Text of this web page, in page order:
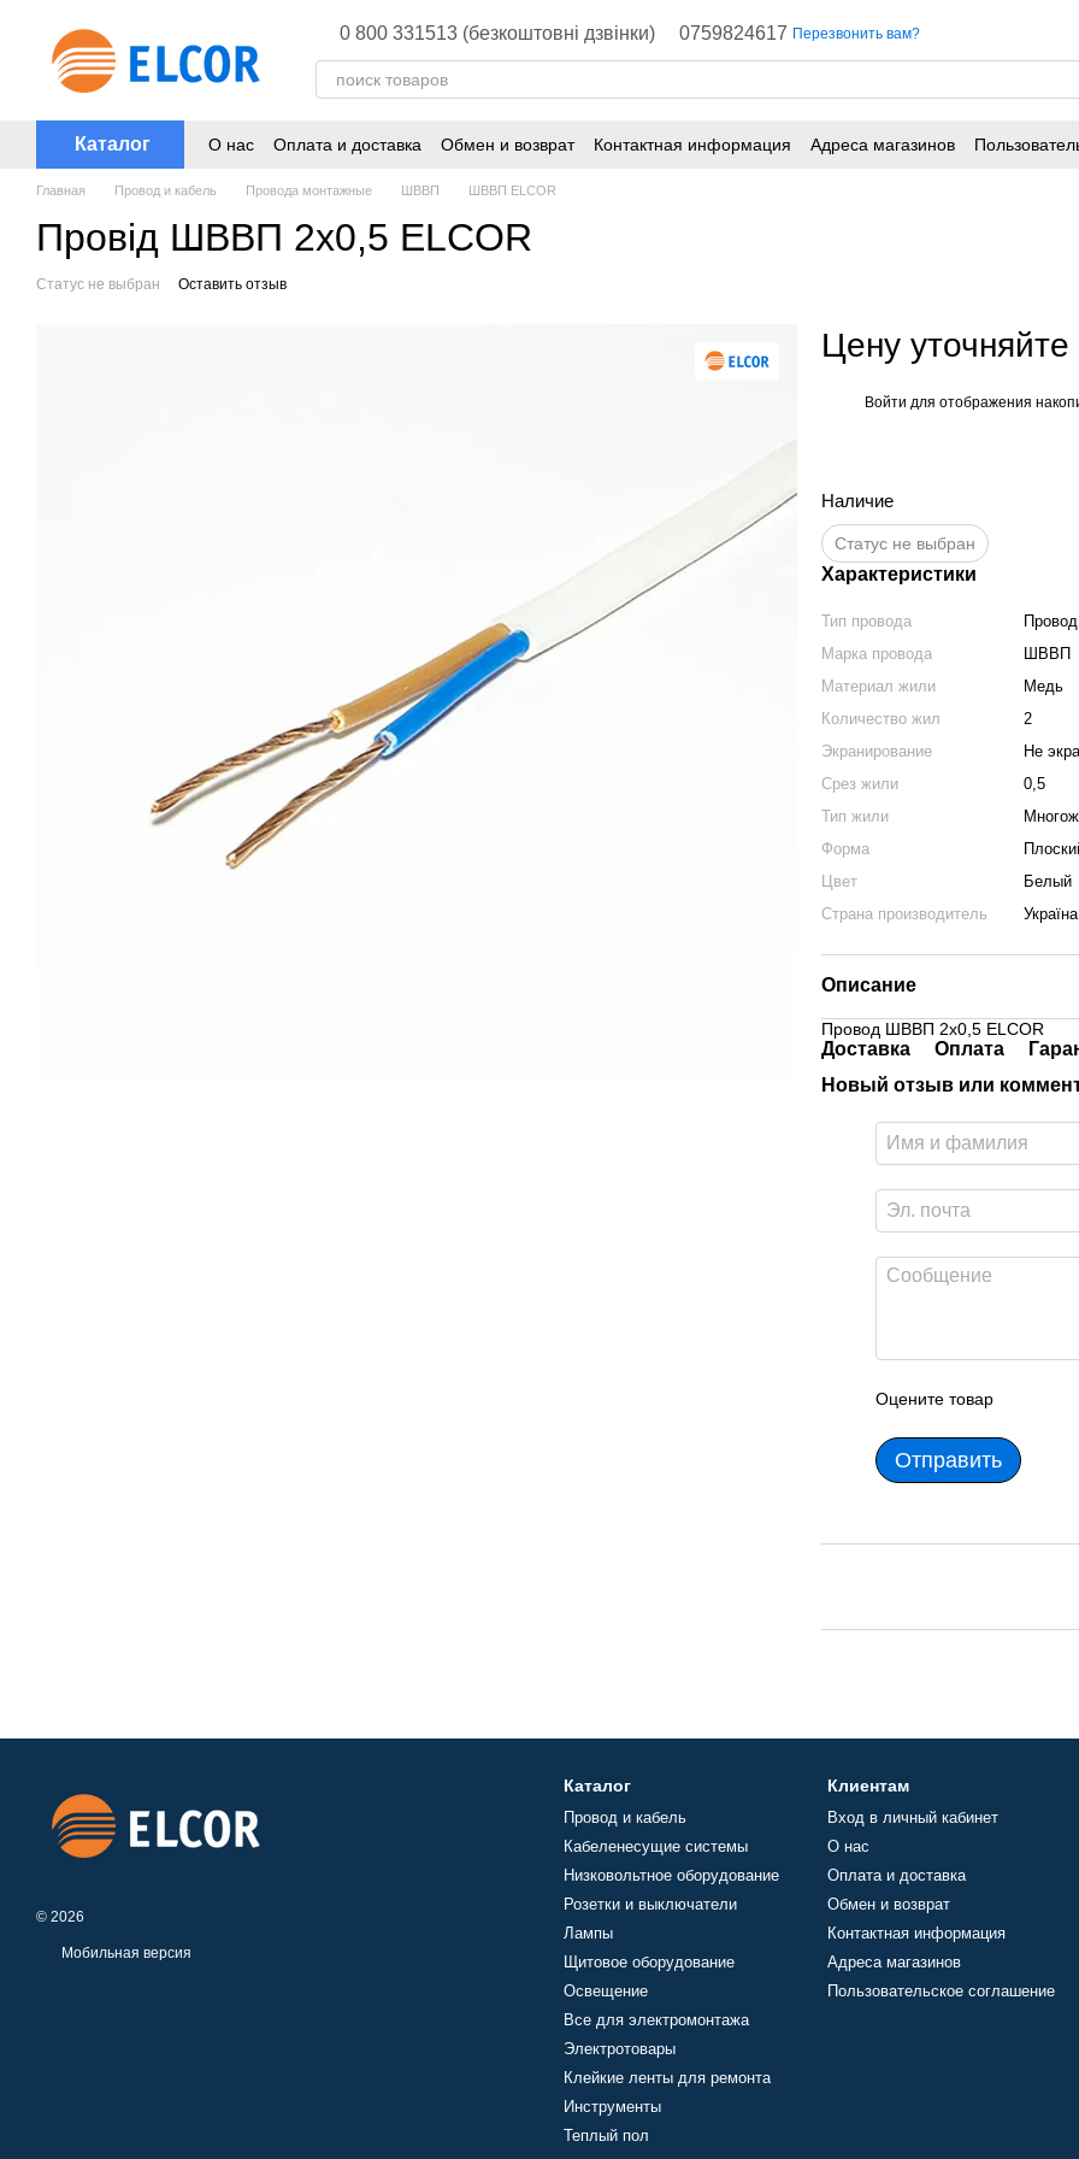
0 800 331513 (безкоштовні дзвінки) 0759824617 Перезвонить вам?
Каталог О нас Оплата и доставка Обмен и возврат Контактная информация Адреса магазинов
Главная Провод и кабель Провода монтажные ШВВП ШВВП ELCOR
Провід ШВВП 2х0,5 ELCOR
Статус не выбран Оставить отзыв
Цену уточняйте
Войти для отображения
Наличие
Статус не выбран
Характеристики
Тип провода
Марка провода
ШВВП
Материал жили
Медь
Количество жил
2
Экранирование
Не
Срез жили
0,5
Тип жили
Форма
Цвет
Белый
Страна производитель
Україна
Описание
Провод ШВВП 2х0,5 ELCOR
Доставка Оплата
Новый отзыв или
Оцените товар
Отправить
© 2026
Мобильная версия
Каталог
Провод и кабель
Кабеленесущие системы
Низковольтное оборудование
Розетки и выключатели
Лампы
Щитовое оборудование
Освещение
Все для электромонтажа
Электротовары
Клейкие ленты для ремонта
Инструменты
Теплый пол
Клиентам
Вход в личный кабинет
О нас
Оплата и доставка
Обмен и возврат
Контактная информация
Адреса магазинов
Пользовательское соглашение